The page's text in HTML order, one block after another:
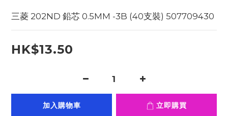
三菱 202ND 鉛芯 0.5MM -3B (40支裝) 507709430
HK$13.50
加入購物車 立即購買